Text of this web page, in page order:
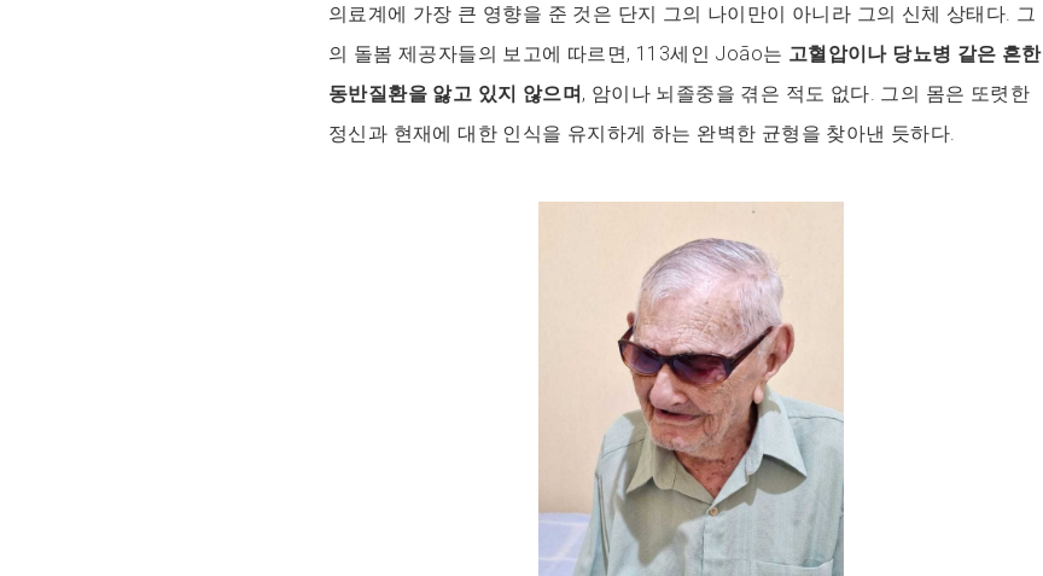
의료계에 가장 큰 영향을 준 것은 단지 그의 나이만이 아니라 그의 신체 상태다. 그
의 돌봄 제공자들의 보고에 따르면, 113세인 João는 고혈압이나 당뇨병 같은 흔한
동반질환을 앓고 있지 않으며, 암이나 뇌졸중을 겪은 적도 없다. 그의 몸은 또렷한
정신과 현재에 대한 인식을 유지하게 하는 완벽한 균형을 찾아낸 듯하다.